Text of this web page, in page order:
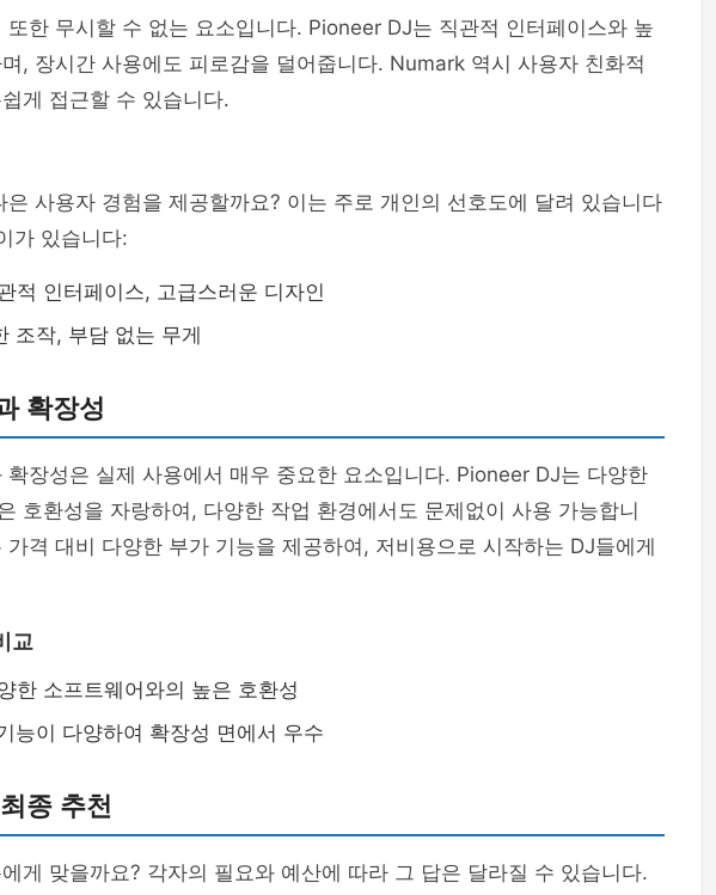
또한 무시할 수 없는 요소입니다. Pioneer DJ는 직관적 인터페이스와 높
, 장시간 사용에도 피로감을 덜어줍니다. Numark 역시 사용자 친화적
게 접근할 수 있습니다.
은 사용자 경험을 제공할까요? 이는 주로 개인의 선호도에 달려 있습니다
가 있습니다:
적 인터페이스, 고급스러운 디자인
조작, 부담 없는 무게
확장성
확장성은 실제 사용에서 매우 중요한 요소입니다. Pioneer DJ는 다양한
호환성을 자랑하여, 다양한 작업 환경에서도 문제없이 사용 가능합니
격 대비 다양한 부가 기능을 제공하여, 저비용으로 시작하는 DJ들에게
교
한 소프트웨어와의 높은 호환성
능이 다양하여 확장성 면에서 우수
종 추천
게 맞을까요? 각자의 필요와 예산에 따라 그 답은 달라질 수 있습니다.